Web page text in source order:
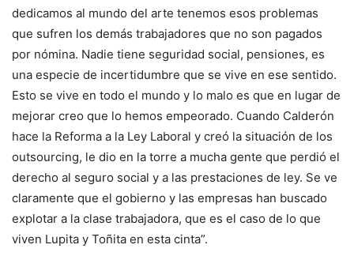
dedicamos al mundo del arte tenemos esos problemas
que sufren los demás trabajadores que no son pagados
por nómina. Nadie tiene seguridad social, pensiones, es
una especie de incertidumbre que se vive en ese sentido.
Esto se vive en todo el mundo y lo malo es que en lugar de
mejorar creo que lo hemos empeorado. Cuando Calderón
hace la Reforma a la Ley Laboral y creó la situación de los
outsourcing, le dio en la torre a mucha gente que perdió el
derecho al seguro social y a las prestaciones de ley. Se ve
claramente que el gobierno y las empresas han buscado
explotar a la clase trabajadora, que es el caso de lo que
viven Lupita y Toñita en esta cinta”.